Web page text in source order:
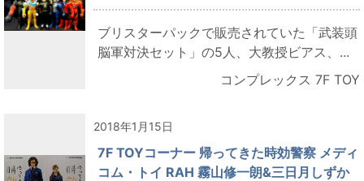
ブリスターパックで販売されていた「武装頭
脳軍対決セット」の5人、大教授ビアス、...
コンプレックス 7F TOY
2018年1月15日
7F TOYコーナー 帰ってきた時効警察 メディ
コム・トイ RAH 霧山修一朗&三日月しずか